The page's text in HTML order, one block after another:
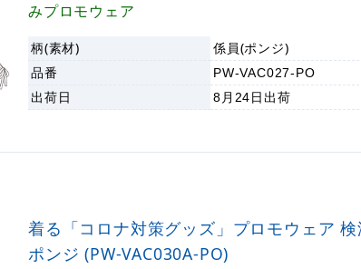
みプロモウェア
柄(素材)
係員(ポンジ)
品番
PW-VAC027-PO
出荷日 8月24日出荷
着る「コロナ対策グッズ」プロモウェア
ポンジ (PW-VAC030A-PO)